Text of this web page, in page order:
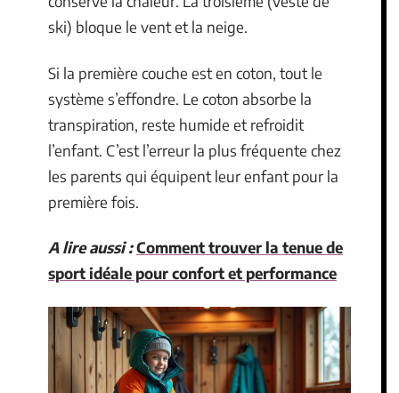
ski) bloque le vent et la neige.
Si la première couche est en coton, tout le
système s’effondre. Le coton absorbe la
transpiration, reste humide et refroidit
l’enfant. C’est l’erreur la plus fréquente chez
les parents qui équipent leur enfant pour la
première fois.
A lire aussi :Comment trouver la tenue de
sport idéale pour confort et performance